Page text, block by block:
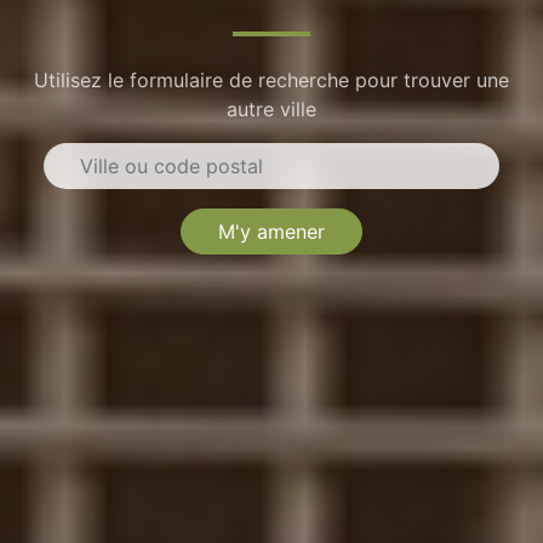
Utilisez le formulaire de recherche pour trouver une
autre ville
M'y amener